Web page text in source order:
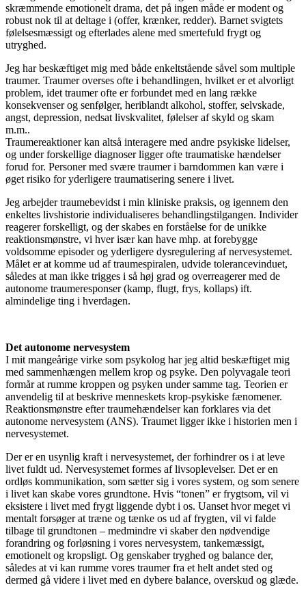
skræmmende emotionelt drama, det på ingen måde er modent og
robust nok til at deltage i (offer, krænker, redder). Barnet svigtets
følelsesmæssigt og efterlades alene med smertefuld frygt og
utryghed.
Jeg har beskæftiget mig med både enkeltstående såvel som multiple
traumer. Traumer overses ofte i behandlingen, hvilket er et alvorligt
problem, idet traumer ofte er forbundet med en lang række
konsekvenser og senfølger, heriblandt alkohol, stoffer, selvskade,
angst, depression, nedsat livskvalitet, følelser af skyld og skam
m.m..
Traumereaktioner kan altså interagere med andre psykiske lidelser,
og under forskellige diagnoser ligger ofte traumatiske hændelser
forud for. Personer med svære traumer i barndommen kan være i
øget risiko for yderligere traumatisering senere i livet.
Jeg arbejder traumebevidst i min kliniske praksis, og igennem den
enkeltes livshistorie individualiseres behandlingstilgangen. Individer
reagerer forskelligt, og der skabes en forståelse for de unikke
reaktionsmønstre, vi hver især kan have mhp. at forebygge
voldsomme episoder og yderligere dysregulering af nervesystemet.
Målet er at komme ud af traumespiralen, udvide tolerancevinduet,
således at man ikke trigges i så høj grad og overreagerer med de
autonome traumeresponser (kamp, flugt, frys, kollaps) ift.
almindelige ting i hverdagen.
Det autonome nervesystem
I mit mangeårige virke som psykolog har jeg altid beskæftiget mig
med sammenhængen mellem krop og psyke. Den polyvagale teori
formår at rumme kroppen og psyken under samme tag. Teorien er
anvendelig til at beskrive menneskets krop-psykiske fænomener.
Reaktionsmønstre efter traumehændelser kan forklares via det
autonome nervesystem (ANS). Traumet ligger ikke i historien men i
nervesystemet.
Der er en usynlig kraft i nervesystemet, der forhindrer os i at leve
livet fuldt ud. Nervesystemet formes af livsoplevelser. Det er en
ordløs kommunikation, som sætter sig i vores system, og som senere
i livet kan skabe vores grundtone. Hvis “tonen” er frygtsom, vil vi
eksistere i livet med frygt liggende dybt i os. Uanset hvor meget vi
mentalt forsøger at træne og tænke os ud af frygten, vil vi falde
tilbage til grundtonen – medmindre vi skaber den nødvendige
forandring og forløsning i vores nervesystem, tankemæssigt,
emotionelt og kropsligt. Og genskaber tryghed og balance der,
således at vi kan rumme vores traumer fra et helt andet sted og
dermed gå videre i livet med en dybere balance, overskud og glæde.